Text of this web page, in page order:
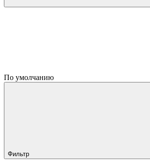
По умолчанию
Фильтр